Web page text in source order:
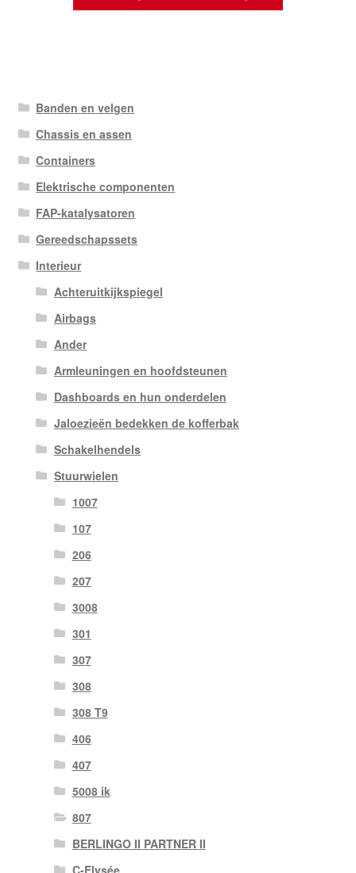
Banden en velgen
Chassis en assen
Containers
Elektrische componenten
FAP-katalysatoren
Gereedschapssets
Interieur
Achteruitkijkspiegel
Airbags
Ander
Armleuningen en hoofdsteunen
Dashboards en hun onderdelen
Jaloezieën bedekken de kofferbak
Schakelhendels
Stuurwielen
1007
107
206
207
3008
301
307
308
308 T9
406
407
5008 ik
807
BERLINGO II PARTNER II